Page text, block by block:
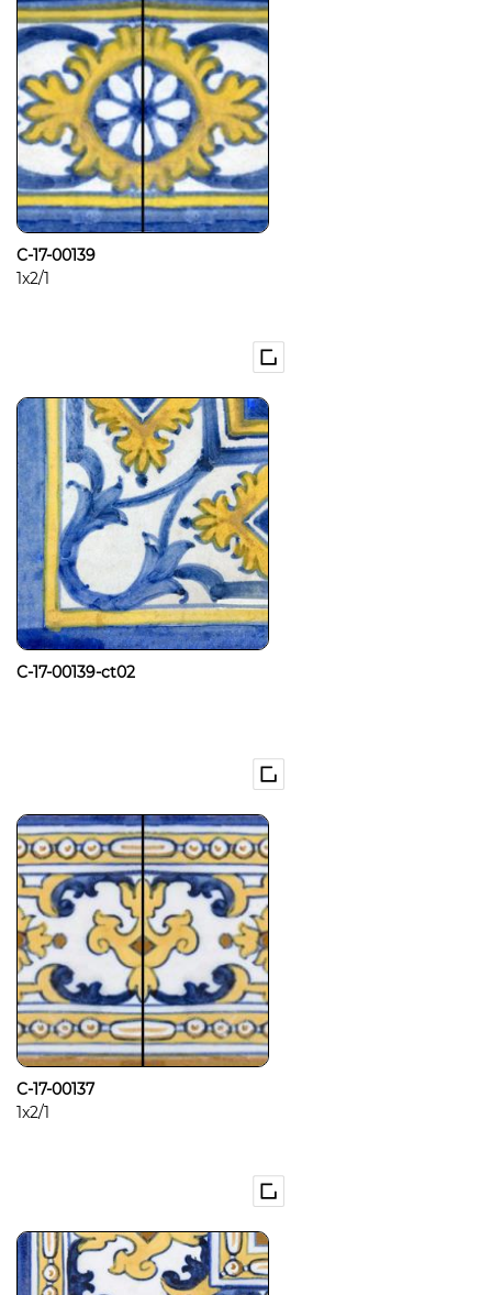
C-17-00139
1x2/1
C-17-00139-ct02
C-17-00137
1x2/1